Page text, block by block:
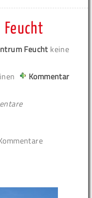
Feucht
Feucht keine
Kommentar